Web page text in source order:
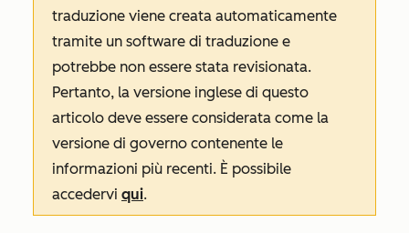
traduzione viene creata automaticamente
tramite un software di traduzione e
potrebbe non essere stata revisionata.
Pertanto, la versione inglese di questo
articolo deve essere considerata come la
versione di governo contenente le
informazioni più recenti. È possibile
accedervi qui.